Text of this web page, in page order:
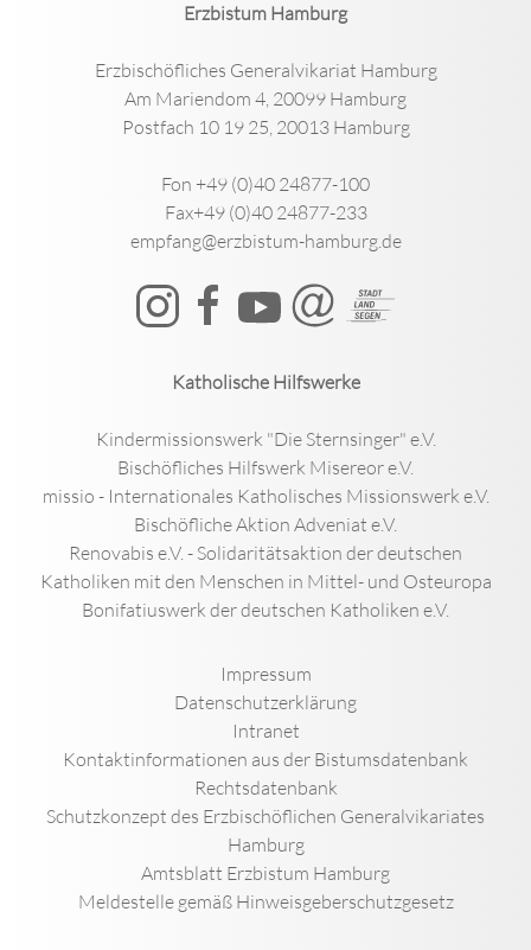
Erzbistum Hamburg
Erzbischöfliches Generalvikariat Hamburg
Am Mariendom 4, 20099 Hamburg
Postfach 10 19 25, 20013 Hamburg
Fon +49 (0)40 24877-100
Fax+49 (0)40 24877-233
empfang@erzbistum-hamburg.de
Katholische Hilfswerke
Kindermissionswerk "Die Sternsinger" e.V.
Bischöfliches Hilfswerk Misereor e.V.
missio - Internationales Katholisches Missionswerk e.V.
Bischöfliche Aktion Adveniat e.V.
Renovabis e.V. - Solidaritätsaktion der deutschen
Katholiken mit den Menschen in Mittel- und Osteuropa
Bonifatiuswerk der deutschen Katholiken e.V.
Impressum
Datenschutzerklärung
Intranet
Kontaktinformationen aus der Bistumsdatenbank
Rechtsdatenbank
Schutzkonzept des Erzbischöflichen Generalvikariates
Hamburg
Amtsblatt Erzbistum Hamburg
Meldestelle gemäß Hinweisgeberschutzgesetz